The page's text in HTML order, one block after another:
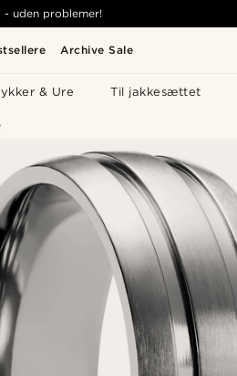
Archive Sale
& Ure Til jakkesættet
uden problemer!